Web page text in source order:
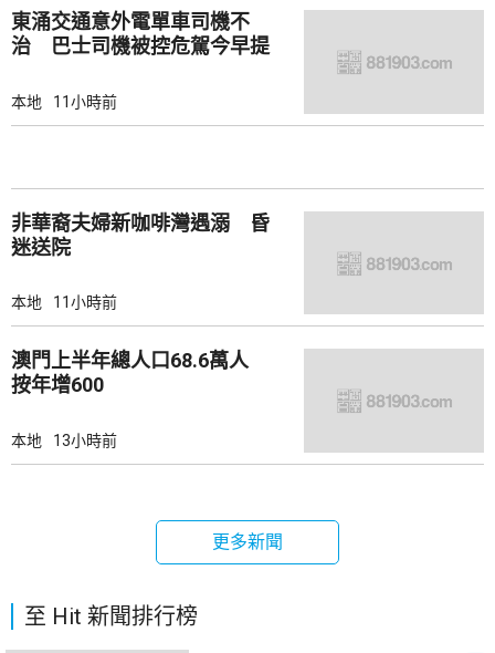
東涌交通意外電單車司機不
治 巴士司機被控危駕今早提
本地 11小時前
非華裔夫婦新咖啡灣遇溺 昏
迷送院
本地 11小時前
澳門上半年總人口68.6萬人
按年增600
本地 13小時前
更多新聞
至 Hit 新聞排行榜